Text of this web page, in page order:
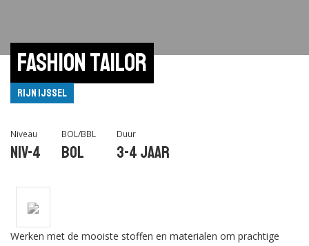
Fashion tailor
Rijn IJssel
Niveau
Niv-4
BOL/BBL
BOL
Duur
3-4 jaar
Werken met de mooiste stoffen en materialen om prachtige